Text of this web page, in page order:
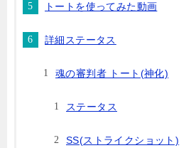
トートを使ってみた動画
詳細ステータス
魂の審判者 トート(神化)
ステータス
SS(ストライクショット)